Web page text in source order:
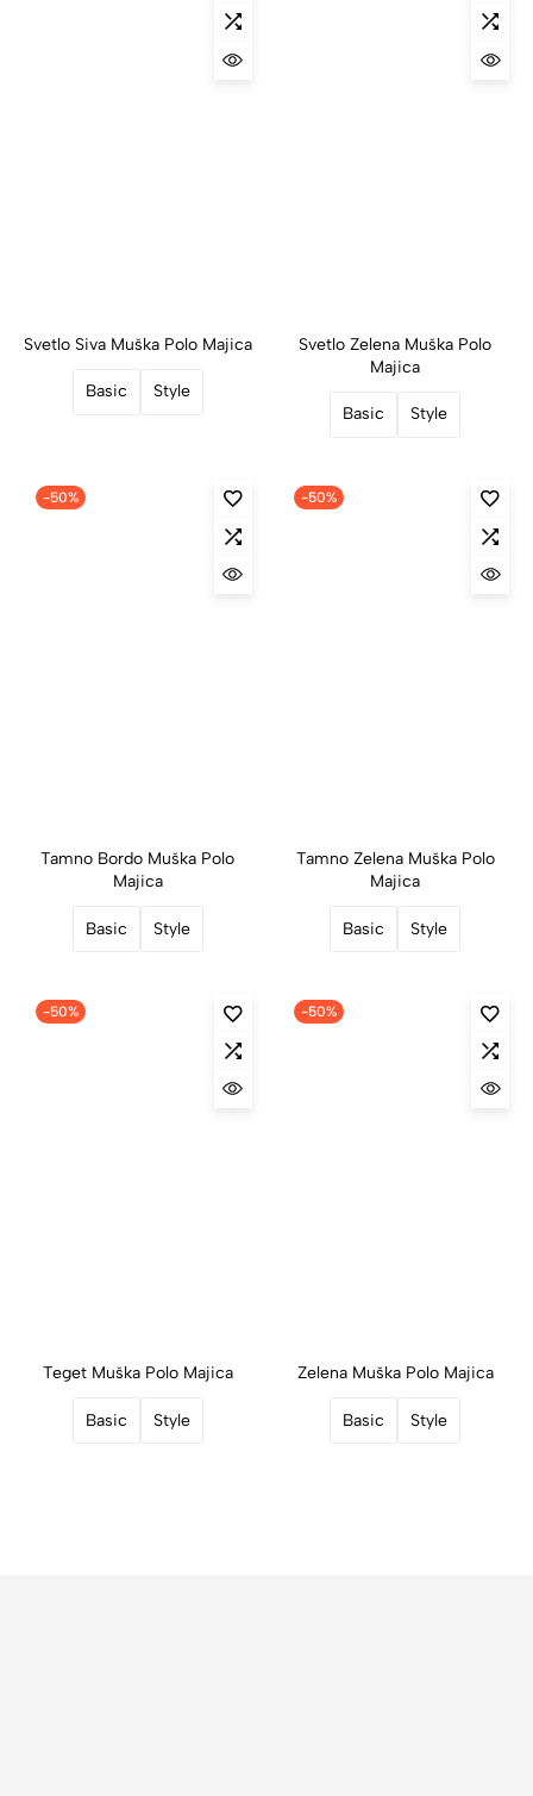
Svetlo Siva Muška Polo Majica
Basic Style
Svetlo Zelena Muška Polo
Majica
Basic Style
-50%
Tamno Bordo Muška Polo
Majica
Basic Style
-50%
Tamno Zelena Muška Polo
Majica
Basic Style
-50%
Teget Muška Polo Majica
Basic Style
-50%
Zelena Muška Polo Majica
Basic Style